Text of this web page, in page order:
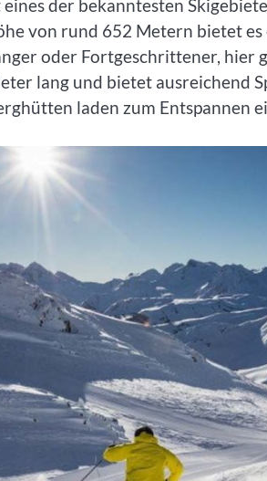
der bekanntesten
von rund 652 Metern bietet
oder Fortgeschrittener, hier
lang und bietet ausreichend
laden zum Entspannen